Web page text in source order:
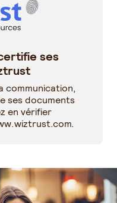
ses
communication,
ses documents
en vérifier
.